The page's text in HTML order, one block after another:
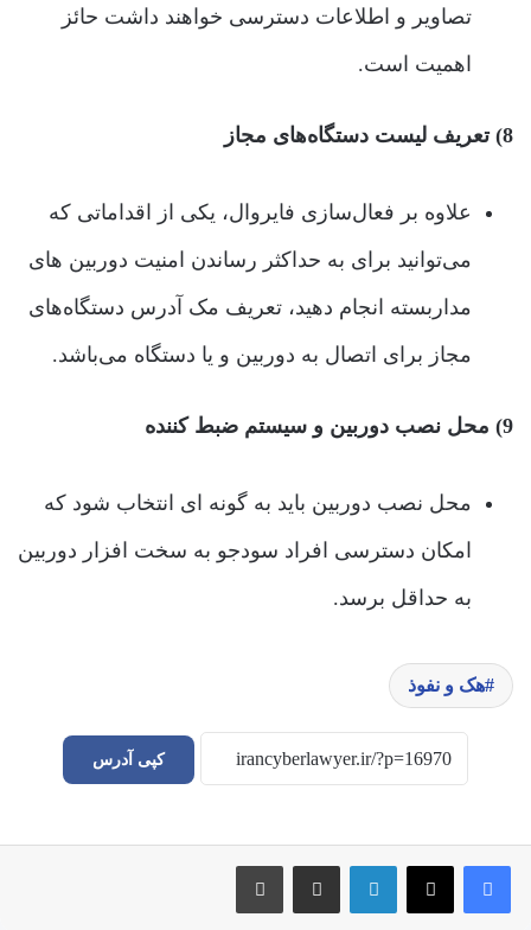
تصاویر و اطلاعات دسترسی خواهند داشت حائز
اهمیت است.
8) تعریف لیست دستگاه‌های مجاز
علاوه بر فعال‌سازی فایروال، یکی از اقداماتی که
می‌توانید برای به حداکثر رساندن امنیت دوربین های
مداربسته انجام دهید، تعریف مک آدرس دستگاه‌های
مجاز برای اتصال به دوربین و یا دستگاه می‌باشد.
9) محل نصب دوربین و سیستم ضبط کننده
محل نصب دوربین باید به گونه ای انتخاب شود که
امکان دسترسی افراد سودجو به سخت افزار دوربین
به حداقل برسد.
هک و نفوذ
کپی آدرس